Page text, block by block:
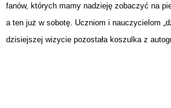
fanów, których mamy nadzieję zobaczyć na
a ten już w sobotę. Uczniom i nauczycielom
dzisiejszej wizycie pozostała koszulka z